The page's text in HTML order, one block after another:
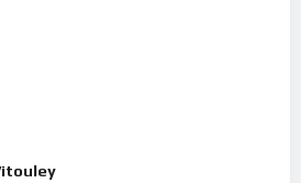
toujours nerveux risque d’être en
sont inévitables tant et aussi
identifié à votre mental, c’est-à-